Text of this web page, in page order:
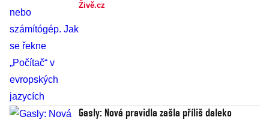
Živě.cz
Gasly: Nová pravidla zašla příliš daleko